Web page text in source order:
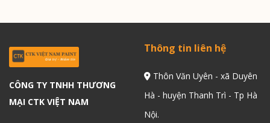
CÔNG TY TNHH THƯƠNG
MẠI CTK VIỆT NAM
Thông tin liên hệ
Thôn Văn Uyên - xã Duyên
Hà - huyện Thanh Trì - Tp Hà
Nội.